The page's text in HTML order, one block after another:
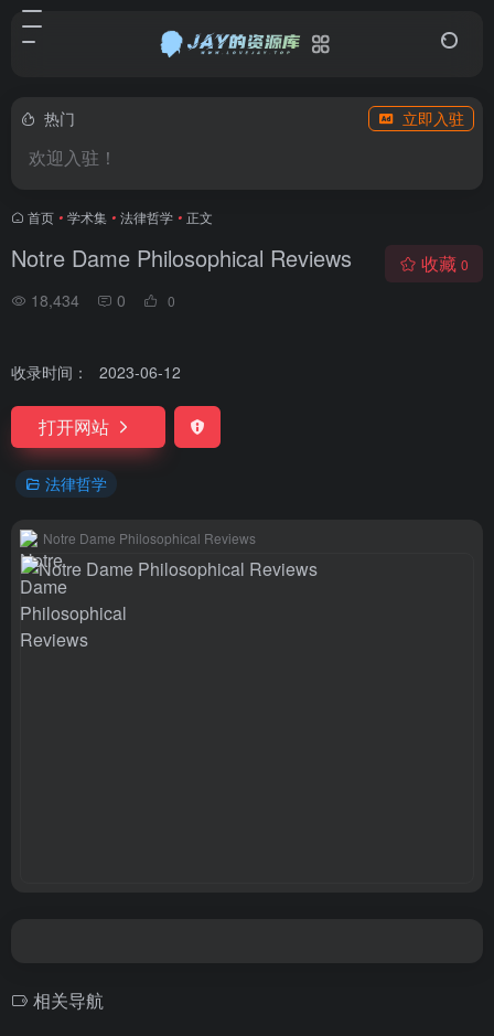
热门 立即入驻
欢迎入驻！
首页 • 学术集 • 法律哲学 • 正文
Notre Dame Philosophical Reviews
18,434 0 0
收藏 0
收录时间： 2023-06-12
打开网站
法律哲学
Notre Dame Philosophical Reviews
相关导航